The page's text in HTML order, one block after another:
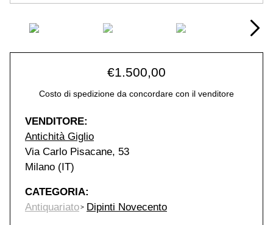
€1.500,00
Costo di spedizione da concordare con il venditore
VENDITORE:
Antichità Giglio
Via Carlo Pisacane, 53
Milano (IT)
CATEGORIA:
Antiquariato
Dipinti Novecento